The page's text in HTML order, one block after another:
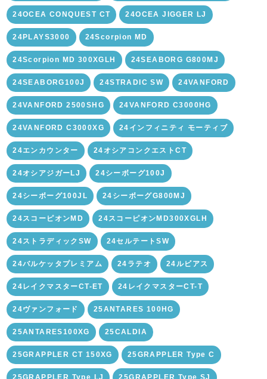
24OCEA CONQUEST CT 24OCEA JIGGER LJ
24PLAYS3000 24Scorpion MD
24Scorpion MD 300XGLH 24SEABORG G800MJ
24SEABORG100J 24STRADIC SW 24VANFORD
24VANFORD 2500SHG 24VANFORD C3000HG
24VANFORD C3000XG 24インフィニティ モーティブ
24エンカウンター 24オシアコンクエストCT
24オシアジガーLJ 24シーボーグ100J
24シーボーグ100JL 24シーボーグG800MJ
24スコーピオンMD 24スコーピオンMD300XGLH
24ストラディックSW 24セルテートSW
24バルケッタプレミアム 24ラテオ 24ルビアス
24レイクマスターCT-ET 24レイクマスターCT-T
24ヴァンフォード 25ANTARES 100HG
25ANTARES100XG 25CALDIA
25GRAPPLER CT 150XG 25GRAPPLER Type C
25GRAPPLER Type LJ 25GRAPPLER Type SJ